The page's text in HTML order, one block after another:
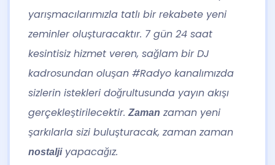
yarışmacılarımızla tatlı bir rekabete yeni
zeminler oluşturacaktır. 7 gün 24 saat
kesintisiz hizmet veren, sağlam bir DJ
kadrosundan oluşan #Radyo kanalımızda
sizlerin istekleri doğrultusunda yayın akışı
gerçekleştirilecektir.Zaman zaman yeni
şarkılarla sizi buluşturacak, zaman zaman
nostaljiyapacağız.